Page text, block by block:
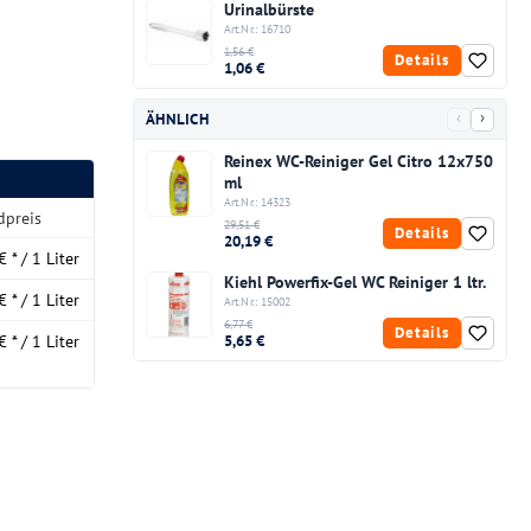
* / 1 Liter
* / 1 Liter
* / 1 Liter
Urinalbürste
Art.Nr.: 16710
1,56 €
1,06 € Details
ÄHNLICH ‹ ›
Reinex WC-Reiniger Gel Citro 12x750
ml
Art.Nr.: 14323
29,51 €
20,19 € Details
Kiehl Powerfix-Gel WC Reiniger 1 ltr.
Art.Nr.: 15002
6,77 €
5,65 € Details